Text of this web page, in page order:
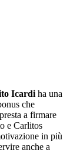
Icardi ha una
che
a firmare
e Carlitos
in più
anche a